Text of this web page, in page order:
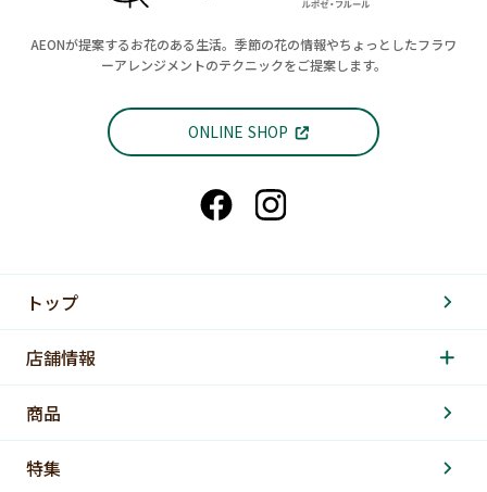
AEONが提案するお花のある生活。季節の花の情報やちょっとしたフラワ
ーアレンジメントのテクニックをご提案します。
ONLINE SHOP
トップ
店舗情報
商品
特集